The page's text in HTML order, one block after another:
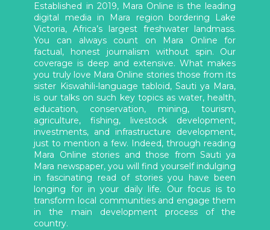
Established in 2019, Mara Online is the leading
digital media in Mara region bordering Lake
Victoria, Africa’s largest freshwater landmass.
You can always count on Mara Online for
factual, honest journalism without spin. Our
coverage is deep and extensive. What makes
you truly love Mara Online stories those from its
sister Kiswahili-language tabloid, Sauti ya Mara,
is our talks on such key topics as water, health,
education, conservation, mining, tourism,
agriculture, fishing, livestock development,
investments, and infrastructure development,
just to mention a few. Indeed, through reading
Mara Online stories and those from Sauti ya
Mara newspaper, you will find yourself indulging
in fascinating read of stories you have been
longing for in your daily life. Our focus is to
transform local communities and engage them
in the main development process of the
country.